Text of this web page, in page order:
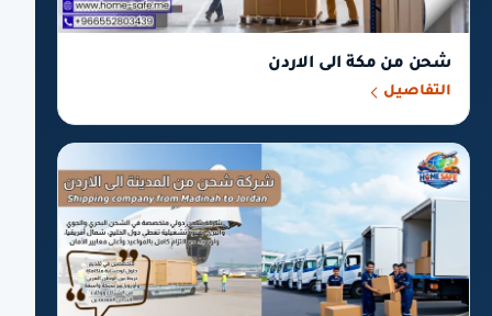
شحن من مكة الى الاردن
التفاصيل